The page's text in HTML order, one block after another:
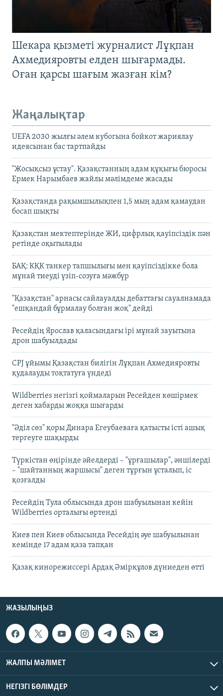
Шекара қызметі журналист Лұқпан
Ахмедияровты елден шығармады.
Оған қарсы шағым жазған кім?
Жаңалықтар
UEFA 2030 жылғы әлем кубогына бойкот жариялау
идеясынан бас тартпайды
"Жосықсыз ұстау". Қазақстанның адам құқығы бюросы
Ермек Нарымбаев жайлы мәлімдеме жасады
Қазақстанда рақымшылықпен 1,5 мың адам қамаудан
босап шықты
Қазақстан мектептерінде ЖИ, цифрлық қауіпсіздік пән
ретінде оқытылады
БАҚ: КҚК танкер тапшылығы мен қауіпсіздікке бола
мұнай тиеуді үзіп-созуға мәжбүр
"Қазақстан" арнасы сайлауалды дебаттағы сауалнамада
"ешқандай бұрмалау болған жоқ" дейді
Ресейдің Ярослав қаласындағы ірі мұнай зауытына
дрон шабуылдады
CPJ ұйымы Қазақстан билігін Лұқпан Ахмедияровты
қудалауды тоқтатуға үндеді
Wildberries негізгі қоймаларын Ресейден көшірмек
деген хабарды жоққа шығарды
"Әділ сөз" қоры Динара Егеубаеваға қатысты істі ашық
тергеуге шақырды
Түркістан өңірінде әйелдерді – "ұрғашылар", әншілерді
– "шайтанның жаршысы" деген тұрғын ұсталып, іс
қозғалды
Ресейдің Тула облысында дрон шабуылынан кейін
Wildberries орталығы өртенді
Киев пен Киев облысында Ресейдің әуе шабуылынан
кемінде 17 адам қаза тапқан
Қазақ кинорежиссері Ардақ Әмірқұлов дүниеден өтті
ЖАЗЫЛЫҢЫЗ
ЖАЛПЫ МӘЛІМЕТ
НЕГІЗГІ БӨЛІМДЕР